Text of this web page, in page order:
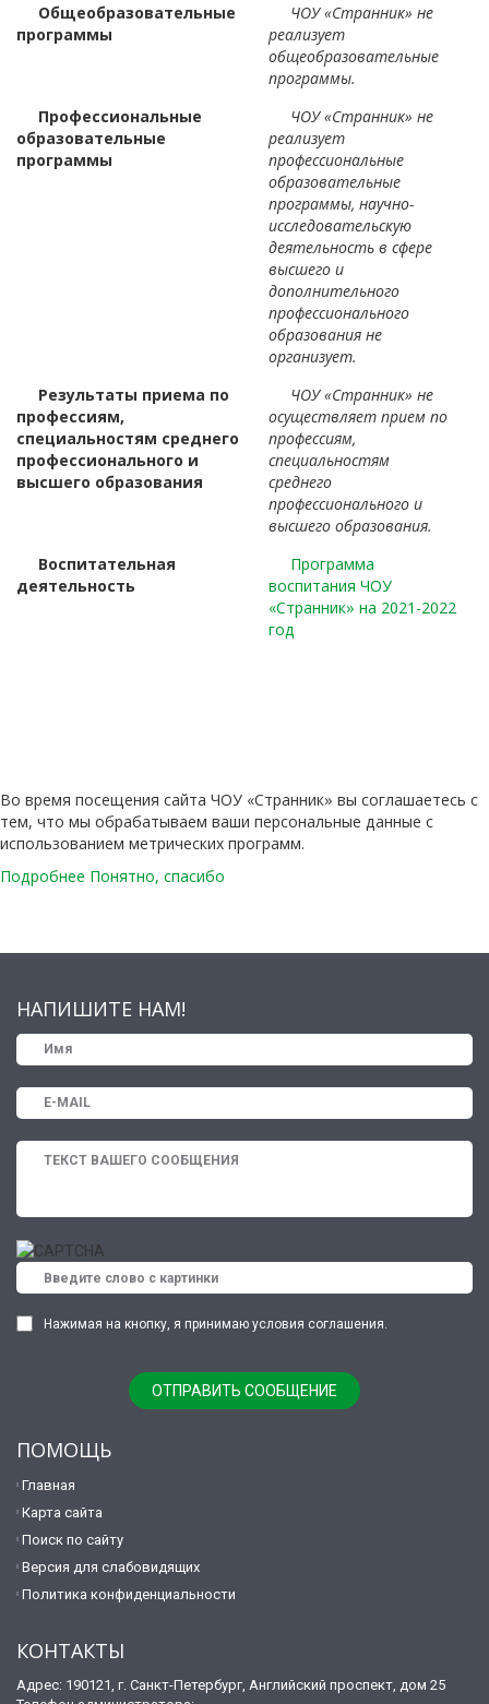
Общеобразовательные
программы
ЧОУ «Странник» не
реализует
общеобразовательные
программы.
Профессиональные
образовательные
программы
ЧОУ «Странник» не
реализует
профессиональные
образовательные
программы, научно-
исследовательскую
деятельность в сфере
высшего и
дополнительного
профессионального
образования не
организует.
Результаты приема по
профессиям,
специальностям среднего
профессионального и
высшего образования
ЧОУ «Странник» не
осуществляет прием по
профессиям,
специальностям
среднего
профессионального и
высшего образования.
Воспитательная
деятельность
Программа
воспитания ЧОУ
«Странник» на 2021-2022
год
Во время посещения сайта ЧОУ «Странник» вы соглашаетесь с
тем, что мы обрабатываем ваши персональные данные с
использованием метрических программ.
Подробнее Понятно, спасибо
НАПИШИТЕ НАМ!
Нажимая на кнопку, я принимаю условия соглашения.
ПОМОЩЬ
Главная
Карта сайта
Поиск по сайту
Версия для слабовидящих
Политика конфиденциальности
КОНТАКТЫ
Адрес: 190121, г. Санкт-Петербург, Английский проспект, дом 25